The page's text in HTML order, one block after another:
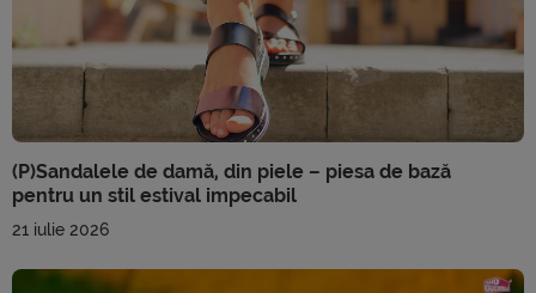
(P)Sandalele de damă, din piele – piesa de bază
pentru un stil estival impecabil
21 iulie 2026